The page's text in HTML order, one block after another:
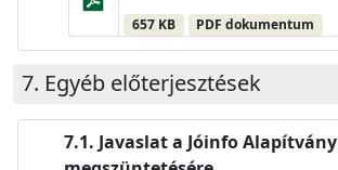
657 KB PDF dokumentum
Egyéb előterjesztések
Javaslat a Jóinfo Alapítvány